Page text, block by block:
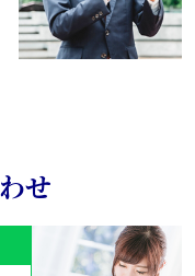
せ